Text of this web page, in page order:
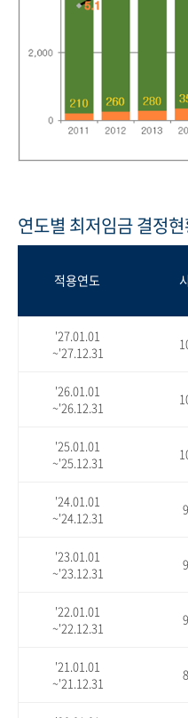
연도별 최저임금 결정
적용연도
'27.01.01
~'27.12.31
'26.01.01
~'26.12.31
'25.01.01
~'25.12.31
'24.01.01
~'24.12.31
'23.01.01
~'23.12.31
'22.01.01
~'22.12.31
'21.01.01
~'21.12.31